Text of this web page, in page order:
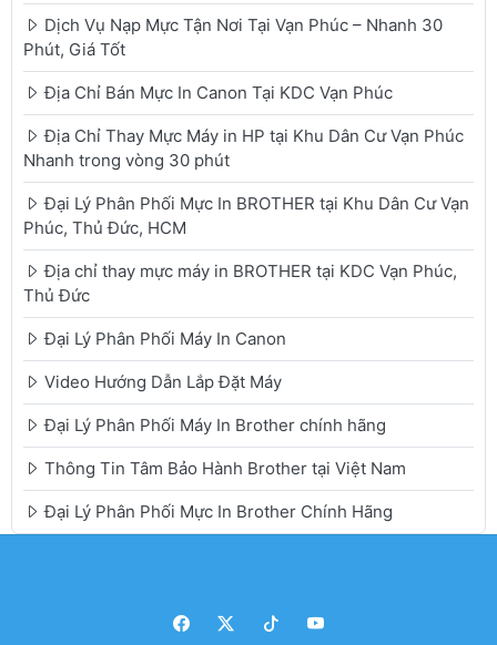
Dịch Vụ Nạp Mực Tận Nơi Tại Vạn Phúc – Nhanh 30
Phút, Giá Tốt
Địa Chỉ Bán Mực In Canon Tại KDC Vạn Phúc
Địa Chỉ Thay Mực Máy in HP tại Khu Dân Cư Vạn Phúc
Nhanh trong vòng 30 phút
Đại Lý Phân Phối Mực In BROTHER tại Khu Dân Cư Vạn
Phúc, Thủ Đức, HCM
Địa chỉ thay mực máy in BROTHER tại KDC Vạn Phúc,
Thủ Đức
Đại Lý Phân Phối Máy In Canon
Video Hướng Dẫn Lắp Đặt Máy
Đại Lý Phân Phối Máy In Brother chính hãng
Thông Tin Tâm Bảo Hành Brother tại Việt Nam
Đại Lý Phân Phối Mực In Brother Chính Hãng